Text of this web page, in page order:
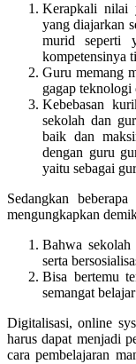
Kerapkali nilai
yang diajarkan
murid seperti
kompetensinya
Guru memang
gagap teknologi
Kebebasan
sekolah dan
baik dan
dengan guru
yaitu sebagai
Sedangkan
mengungkapkan
Bahwa sekolah
serta
Bisa bertemu
semangat belajar
Digitalisasi, online
harus dapat menjadi
cara pembelajaran